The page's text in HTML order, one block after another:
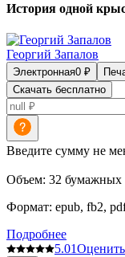
История одной
Георгий Запалов
Электронная0 ₽
Скачать бесплатно
Введите сумму не
Объем: 32 бумажных
Формат: epub, fb2,
Подробнее
5.01Оценить